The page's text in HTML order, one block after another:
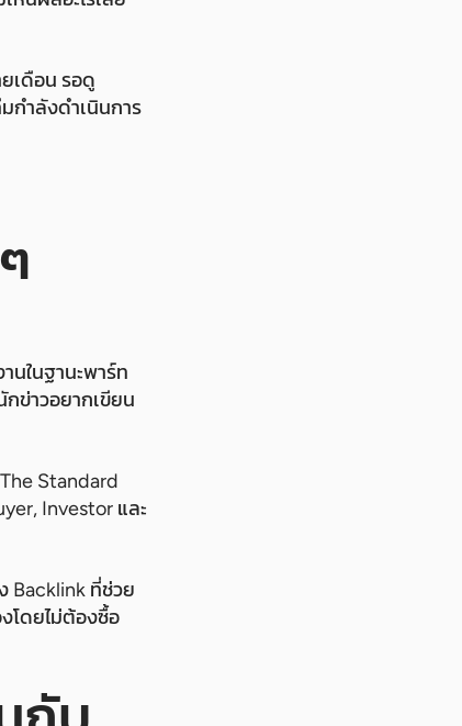
เดือน รอดู
กำลังดำเนินการ
นในฐานะพาร์ท
ข่าวอยากเขียน
Standard
Investor และ
Backlink ที่ช่วย
โดยไม่ต้องซื้อ